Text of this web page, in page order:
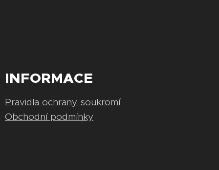
INFORMACE
Pravidla ochrany soukromí
Obchodní podmínky